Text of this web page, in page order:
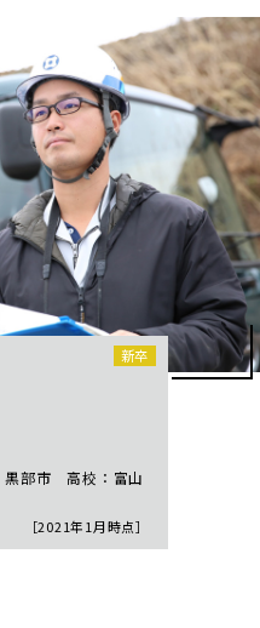
新卒
黒部市 高校：富山
［2021年1月時点］